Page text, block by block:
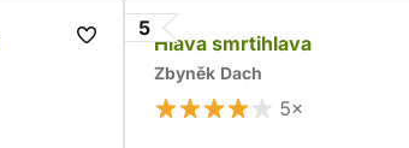
5
Hlava smrtihlava
Zbyněk Dach
5×